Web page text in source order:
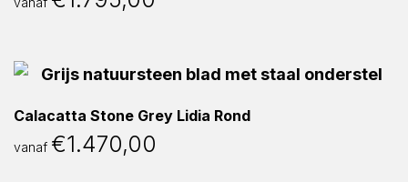
Calacatta Stone Grey Lidia Rond
vanaf €1.470,00